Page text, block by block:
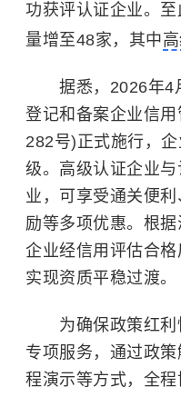
功获评认证企业。
量增至48家，其中
据悉，2026年4
登记和备案企业信
282号)正式施行，
级。高级认证企业
业，可享受通关便
励等多项优惠。根
企业经信用评估合格
实现资质平稳过渡。
为确保政策红利
专项服务，通过政
程演示等方式，全